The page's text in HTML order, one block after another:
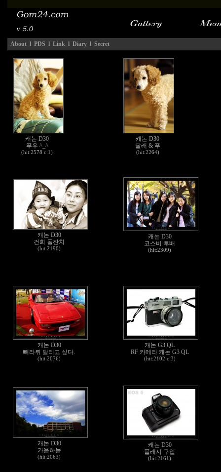
About l PDS l Link l Diary l Secret
캐논 D30
푸우 ^_^
(hit:2578 c:1)
캐논 D30
달래 & 푸
(hit:2264)
캐논 D30
건희 돌잔치
(hit:2190)
캐논 D30
코스비 후배
(hit:2309)
캐논 D30
빼라뤼 달리고 싶다.
(hit:2076)
캐논 G3 QL
RF 카메라 캐논 G3 QL
(hit:2102 c:3)
캐논 D30
가을하늘
(hit:2063)
캐논 D30
플래시 구입
(hit:2161)